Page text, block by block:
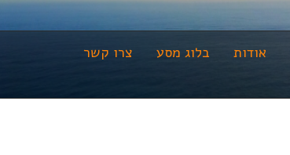
אודות בלוג מסע צרו קשר